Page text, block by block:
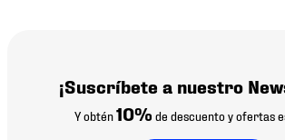
¡Suscríbete a nuestro
Y obtén10% de descuento y ofertas